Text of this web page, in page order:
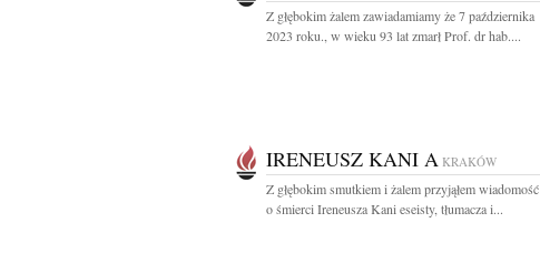
Z głębokim żalem zawiadamiamy że 7 października
2023 roku., w wieku 93 lat zmarł Prof. dr hab....
IRENEUSZ KANI A KRAKÓW
Z głębokim smutkiem i żalem przyjąłem wiadomość
o śmierci Ireneusza Kani eseisty, tłumacza i...